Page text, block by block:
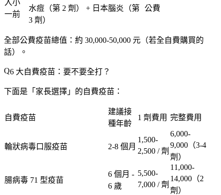
入小
一前
水痘（第 2 劑） + 日本腦炎（第
3 劑）
公費
全部公費疫苗總值 ：約 30,000-50,000 元（若全自費購買的
話）。
6 大自費疫苗：要不要全打？
下面是「 家長選擇 」的自費疫苗：
自費疫苗
建議接
種年齡
1 劑費用 完整費用
輪狀病毒口服疫苗 2-8 個月
1,500-
2,500 / 劑
6,000-
9,000（3-4
劑）
腸病毒 71 型疫苗
6 個月 -
6 歲
5,500-
7,000 / 劑
11,000-
14,000（2
劑）